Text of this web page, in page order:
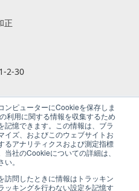
ンピューターにCookieを保存しま
利用に関する情報を収集するため
記憶できます。この情報は、ブラ
イズ、およびこのウェブサイトお
るアナリティクスおよび測定指標
社のCookieについての詳細は、
。
訪問したときに情報はトラッキン
ッキングを行わない設定を記憶す
正
2-30
一斗